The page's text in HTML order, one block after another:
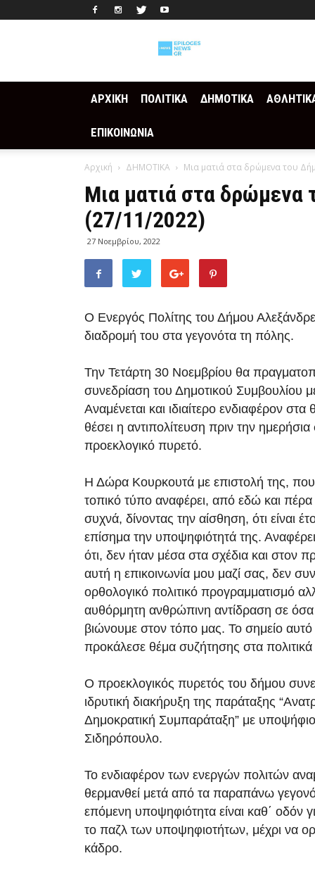
ΑΡΧΙΚΗ ΠΟΛΙΤΙΚΑ ΔΗΜΟΤΙΚΑ
ΕΠΙΚΟΙΝΩΝΙΑ
Αρχική ΔΗΜΟΤΙΚΑ Μια ματιά στα δρώμενα του
Μια ματιά στα δρώμενα
(27/11/2022)
27 Νοεμβρίου, 2022
Ο Ενεργός Πολίτης του Δήμου
διαδρομή του στα γεγονότα τη πόλης.
Την Τετάρτη 30 Νοεμβρίου θα
συνεδρίαση του Δημοτικού Συμβουλίου
Αναμένεται και ιδιαίτερο ενδιαφέρον
θέσει η αντιπολίτευση πριν την
προεκλογικό πυρετό.
Η Δώρα Κουρκουτά με επιστολή της, που
τοπικό τύπο αναφέρει, από εδώ και πέρα
συχνά, δίνοντας την αίσθηση, ότι είναι
επίσημα την υποψηφιότητά της.
ότι, δεν ήταν μέσα στα σχέδια και στον
αυτή η επικοινωνία μου μαζί σας, δεν
ορθολογικό πολιτικό προγραμματισμό
αυθόρμητη ανθρώπινη αντίδραση σε
βιώνουμε στον τόπο μας. Το σημείο αυτό
προκάλεσε θέμα συζήτησης στα πολιτικά
Ο προεκλογικός πυρετός του δήμου
ιδρυτική διακήρυξη της παράταξης
Δημοκρατική Συμπαράταξη” με
Σιδηρόπουλο.
Το ενδιαφέρον των ενεργών πολιτών
θερμανθεί μετά από τα παραπάνω
επόμενη υποψηφιότητα είναι καθ΄ οδόν
το παζλ των υποψηφιοτήτων, μέχρι να
κάδρο.